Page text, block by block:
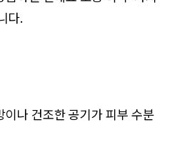
다.
나 건조한 공기가 피부 수분